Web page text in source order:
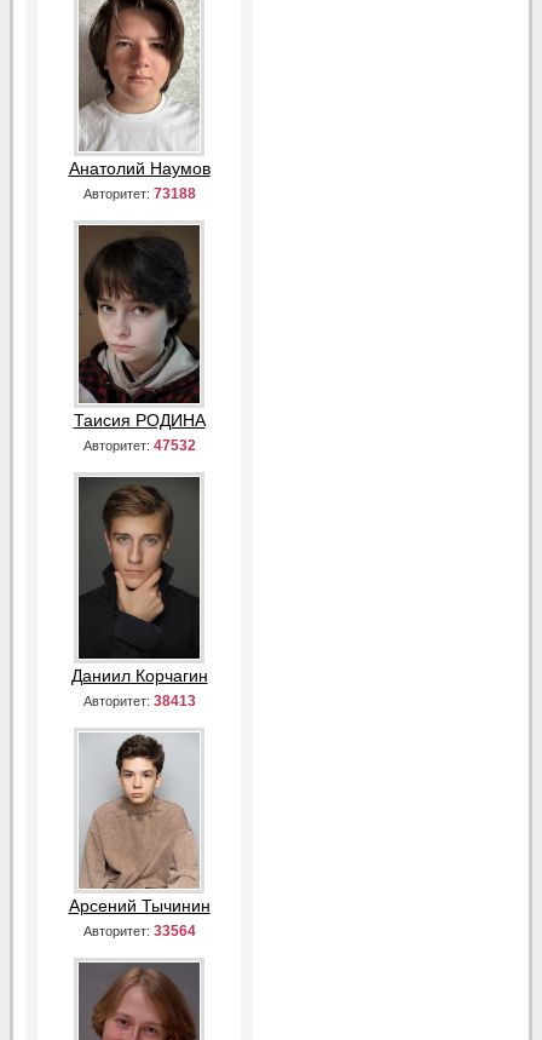
Анатолий Наумов
Авторитет: 73188
Таисия РОДИНА
Авторитет: 47532
Даниил Корчагин
Авторитет: 38413
Арсений Тычинин
Авторитет: 33564